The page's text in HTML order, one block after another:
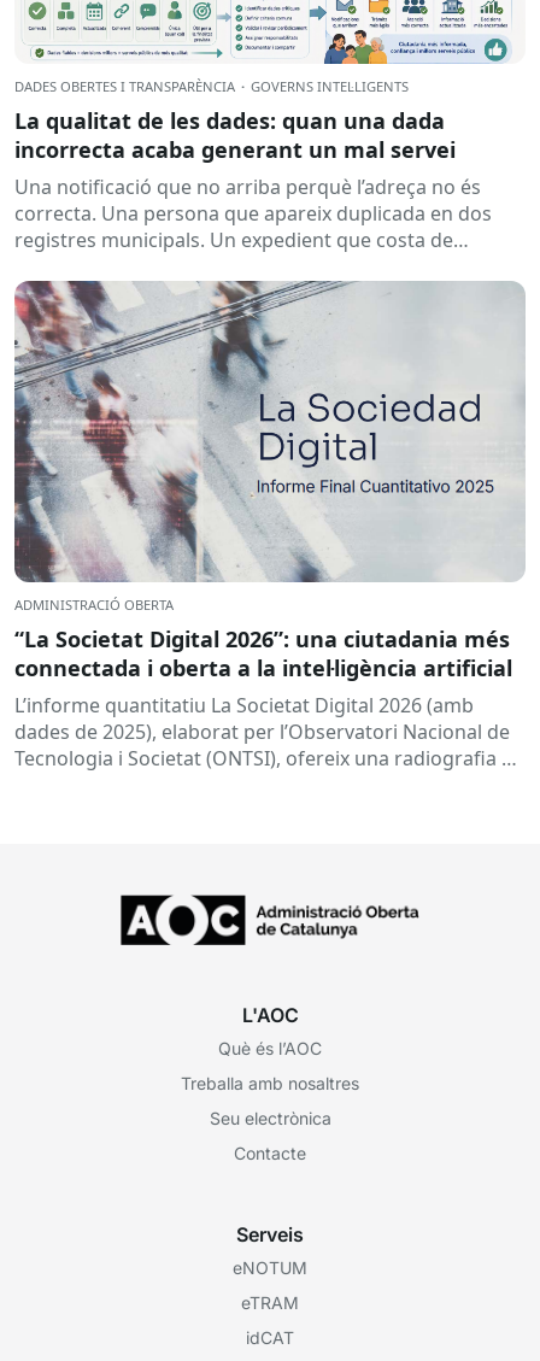
DADES OBERTES I TRANSPARÈNCIA · GOVERNS INTEL·LIGENTS
La qualitat de les dades: quan una dada
incorrecta acaba generant un mal servei
Una notificació que no arriba perquè l’adreça no és
correcta. Una persona que apareix duplicada en dos
registres municipals. Un expedient que costa de
ADMINISTRACIÓ OBERTA
“La Societat Digital 2026”: una ciutadania més
connectada i oberta a la intel·ligència artificial
L’informe quantitatiu La Societat Digital 2026 (amb
dades de 2025), elaborat per l’Observatori Nacional de
Tecnologia i Societat (ONTSI), ofereix una radiografia de
L'AOC
Què és l’AOC
Treballa amb nosaltres
Seu electrònica
Contacte
Serveis
eNOTUM
eTRAM
idCAT